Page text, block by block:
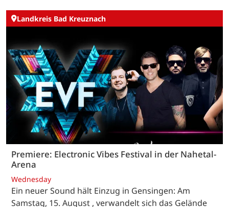
Landkreis Bad Kreuznach
Premiere: Electronic Vibes Festival in der Nahetal-
Arena
Wednesday
Ein neuer Sound hält Einzug in Gensingen: Am
Samstag, 15. August , verwandelt sich das Gelände